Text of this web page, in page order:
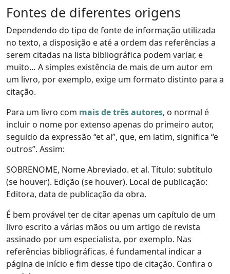
Fontes de diferentes origens
Dependendo do tipo de fonte de informação utilizada
no texto, a disposição e até a ordem das referências a
serem citadas na lista bibliográfica podem variar, e
muito… A simples existência de mais de um autor em
um livro, por exemplo, exige um formato distinto para a
citação.
Para um livro com mais de três autores, o normal é
incluir o nome por extenso apenas do primeiro autor,
seguido da expressão “et al”, que, em latim, significa “e
outros”. Assim:
SOBRENOME, Nome Abreviado. et al. Título: subtítulo
(se houver). Edição (se houver). Local de publicação:
Editora, data de publicação da obra.
É bem provável ter de citar apenas um capítulo de um
livro escrito a várias mãos ou um artigo de revista
assinado por um especialista, por exemplo. Nas
referências bibliográficas, é fundamental indicar a
página de início e fim desse tipo de citação. Confira o